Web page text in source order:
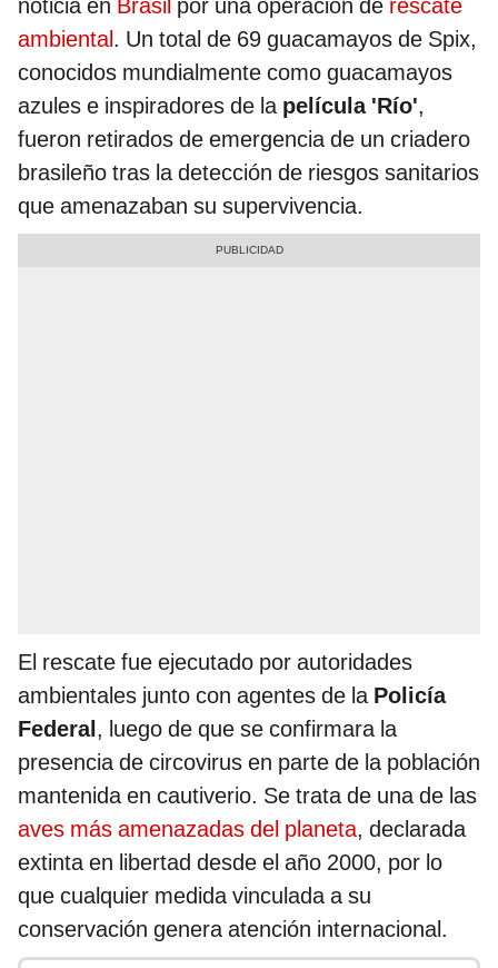
noticia en Brasil por una operación de rescate
ambiental. Un total de 69 guacamayos de Spix,
conocidos mundialmente como guacamayos
azules e inspiradores de la película 'Río',
fueron retirados de emergencia de un criadero
brasileño tras la detección de riesgos sanitarios
que amenazaban su supervivencia.
El rescate fue ejecutado por autoridades
ambientales junto con agentes de la Policía
Federal, luego de que se confirmara la
presencia de circovirus en parte de la población
mantenida en cautiverio. Se trata de una de las
aves más amenazadas del planeta, declarada
extinta en libertad desde el año 2000, por lo
que cualquier medida vinculada a su
conservación genera atención internacional.